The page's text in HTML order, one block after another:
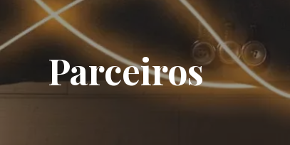
Parceiros